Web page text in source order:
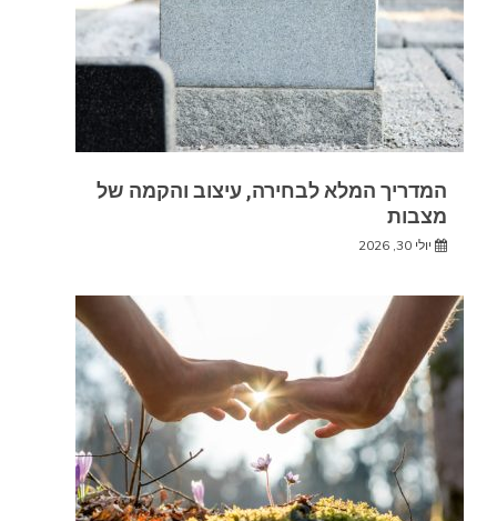
המדריך המלא לבחירה, עיצוב והקמה של
מצבות
יולי 30, 2026